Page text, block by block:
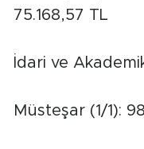
75.168,57 TL
İdari ve
Müsteşar (1/1):